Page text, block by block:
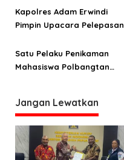
Kapolres Adam Erwindi
Pimpin Upacara Pelepasan
Satu Pelaku Penikaman
Mahasiswa Polbangtan
Jangan Lewatkan